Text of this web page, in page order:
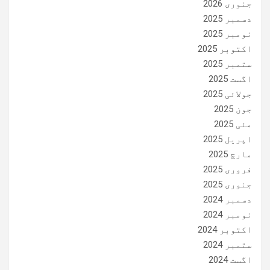
جنوری 2026
دسمبر 2025
نومبر 2025
اکتوبر 2025
ستمبر 2025
اگست 2025
جولائی 2025
جون 2025
مئی 2025
اپریل 2025
مارچ 2025
فروری 2025
جنوری 2025
دسمبر 2024
نومبر 2024
اکتوبر 2024
ستمبر 2024
اگست 2024